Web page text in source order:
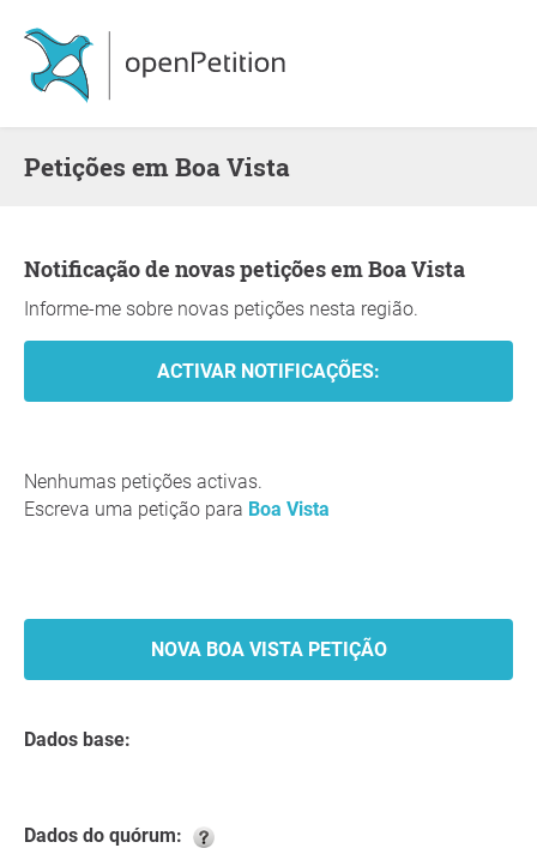
Petições em Boa Vista
Notificação de novas petições em Boa Vista
Informe-me sobre novas petições nesta região.
Nenhumas petições activas.
Escreva uma petição para Boa Vista
NOVA BOA VISTA PETIÇÃO
Dados base:
Dados do quórum: